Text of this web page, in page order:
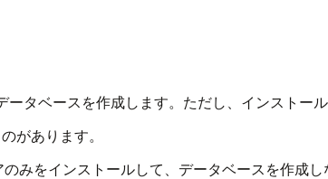
タベースを作成します。ただし、インストー
があります。
みをインストールして、データベースを作成し